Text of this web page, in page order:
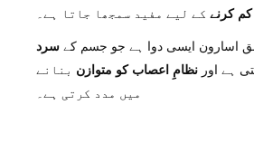
کرنے کے لیے مفید سمجھا جاتا ہے۔
اسارون ایسی دوا ہے جو جسم کے سرد
ہے اور نظامِ اعصاب کو متوازن بنانے
میں مدد کرتی ہے۔